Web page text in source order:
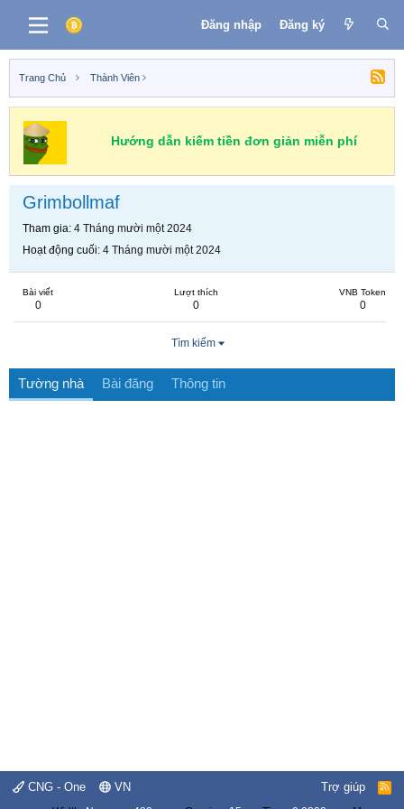
Đăng nhập Đăng ký
Trang Chủ Thành Viên
Hướng dẫn kiếm tiền đơn giản miễn phí
Grimbollmaf
Tham gia 4 Tháng mười một 2024
Hoạt động cuối 4 Tháng mười một 2024
Bài viết
0
Lượt thích
0
VNB Token
0
Tìm kiếm
Tường nhà Bài đăng Thông tin
CNG - One VN Trợ giúp
R